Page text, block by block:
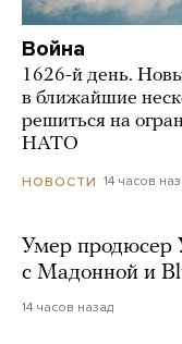
Война
1626-й день.
в ближайшие
решиться на
НАТО
НОВОСТИ 14 часов
Умер продюсер
с Мадонной и
14 часов назад